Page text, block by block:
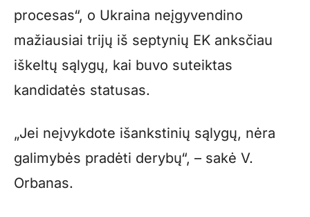
procesas“, o Ukraina neįgyvendino
mažiausiai trijų iš septynių EK anksčiau
iškeltų sąlygų, kai buvo suteiktas
kandidatės statusas.
„Jei neįvykdote išankstinių sąlygų, nėra
galimybės pradėti derybų“, – sakė V.
Orbanas.